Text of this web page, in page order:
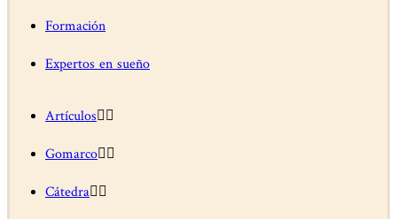
Formación
Expertos en sueño
Artículos
Gomarco
Cátedra